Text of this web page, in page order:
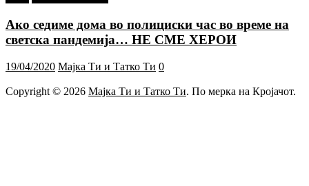
Ако седиме дома во полициски час во време на
светска пандемија… НЕ СМЕ ХЕРОИ
19/04/2020 Мајка Ти и Татко Ти 0
Copyright © 2026 Мајка Ти и Татко Ти. По мерка на Кројачот.